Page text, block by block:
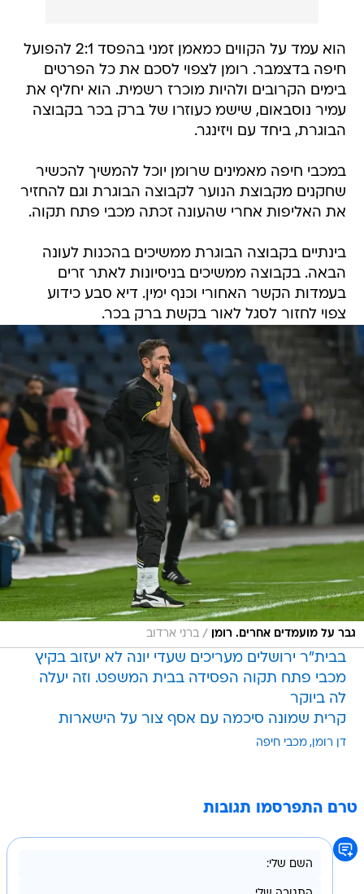
הוא עמד על הקווים כמאמן זמני בהפסד 2:1 להפועל
חיפה בדצמבר. רומן לצפוי לסכם את כל הפרטים
בימים הקרובים ולהיות מוכרז רשמית. הוא יחליף את
עמיר נוסבאום, שישמ כעוזרו של ברק בכר בקבוצה
הבוגרת, ביחד עם ויזינגר.
במכבי חיפה מאמינים שרומן יוכל להמשיך להכשיר
שחקנים מקבוצת הנוער לקבוצה הבוגרת וגם להחזיר
את האליפות אחרי שהעונה זכתה מכבי פתח תקוה.
בינתיים בקבוצה הבוגרת ממשיכים בהכנות לעונה
הבאה. בקבוצה ממשיכים בניסיונות לאתר זרים
בעמדות הקשר האחורי וכנף ימין. דיא סבע כידוע
צפוי לחזור לסגל לאור בקשת ברק בכר.
גבר על מועמדים אחרים. רומן / ברני ארדוב
בבית"ר ירושלים מעריכים שעדי יונה לא יעזוב בקיץ
מכבי פתח תקוה הפסידה בבית המשפט. וזה יעלה
לה ביוקר
קרית שמונה סיכמה עם אסף צור על הישארות
דן רומן מכבי חיפה
טרם התפרסמו תגובות